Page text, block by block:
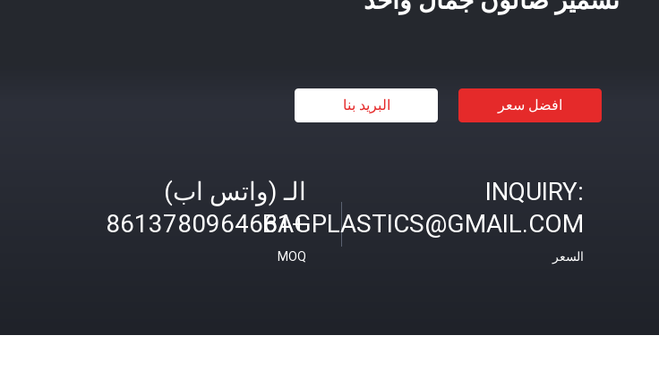
افضل سعر البريد بنا
الـ (واتس اب)
+8613780964661
MOQ
INQUIRY:
BAGPLASTICS@GMAIL.COM
السعر